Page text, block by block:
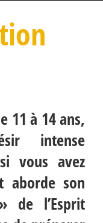
11 à 14 ans,
intense
vous avez
aborde son
de l’Esprit